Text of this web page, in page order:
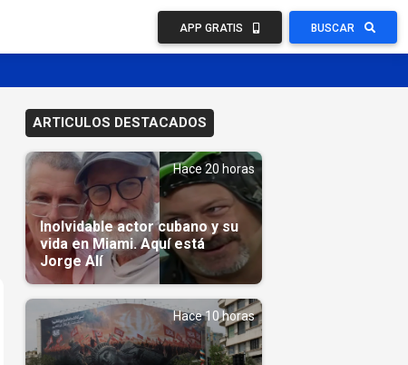
APP GRATIS BUSCAR
ARTICULOS DESTACADOS
Hace 20 horas
Inolvidable actor cubano y su
vida en Miami. Aquí está
Jorge Alí
Hace 10 horas